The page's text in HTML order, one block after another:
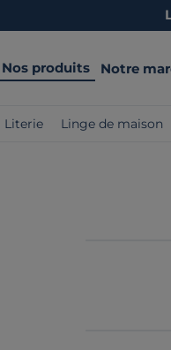
Nos produits Notre
Literie Linge de maison